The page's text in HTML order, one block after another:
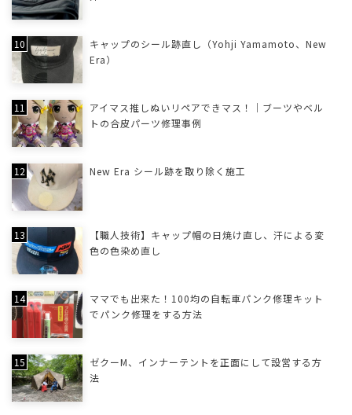
キャップのシール跡直し（Yohji Yamamoto、New
Era）
アイマス推しぬいリペアできマス！｜ブーツやベル
トの合皮パーツ修理事例
New Era シール跡を取り除く施工
【職人技術】キャップ帽の日焼け直し、汗による変
色の色染め直し
ママでも出来た！100均の自転車パンク修理キット
でパンク修理をする方法
ゼクーM、インナーテントを正面にして設営する方
法